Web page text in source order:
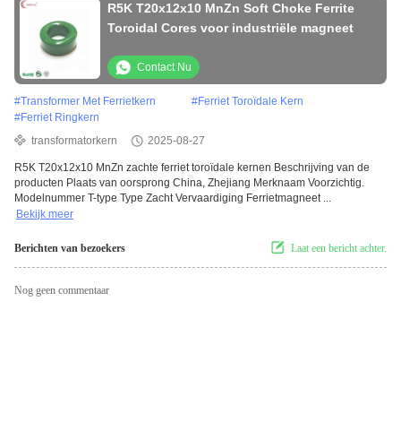
R5K T20x12x10 MnZn Soft Choke Ferrite
Toroidal Cores voor industriële magneet
Contact Nu
#Transformer Met Ferrietkern #Ferriet Toroïdale Kern
#Ferriet Ringkern
transformatorkern
2025-08-27
R5K T20x12x10 MnZn zachte ferriet toroïdale kernen Beschrijving van de
producten Plaats van oorsprong China, Zhejiang Merknaam Voorzichtig.
Modelnummer T-type Type Zacht Vervaardiging Ferrietmagneet ...
Bekijk meer
Berichten van bezoekers Laat een bericht achter.
Nog geen commentaar